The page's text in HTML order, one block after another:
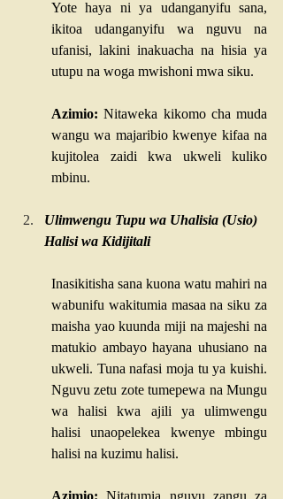
Yote haya ni ya udanganyifu sana,
ikitoa udanganyifu wa nguvu na
ufanisi, lakini inakuacha na hisia ya
utupu na woga mwishoni mwa siku.
Azimio: Nitaweka kikomo cha muda
wangu wa majaribio kwenye kifaa na
kujitolea zaidi kwa ukweli kuliko
mbinu.
Ulimwengu Tupu wa Uhalisia (Usio)
Halisi wa Kidijitali
Inasikitisha sana kuona watu mahiri na
wabunifu wakitumia masaa na siku za
maisha yao kuunda miji na majeshi na
matukio ambayo hayana uhusiano na
ukweli. Tuna nafasi moja tu ya kuishi.
Nguvu zetu zote tumepewa na Mungu
wa halisi kwa ajili ya ulimwengu
halisi unaopelekea kwenye mbingu
halisi na kuzimu halisi.